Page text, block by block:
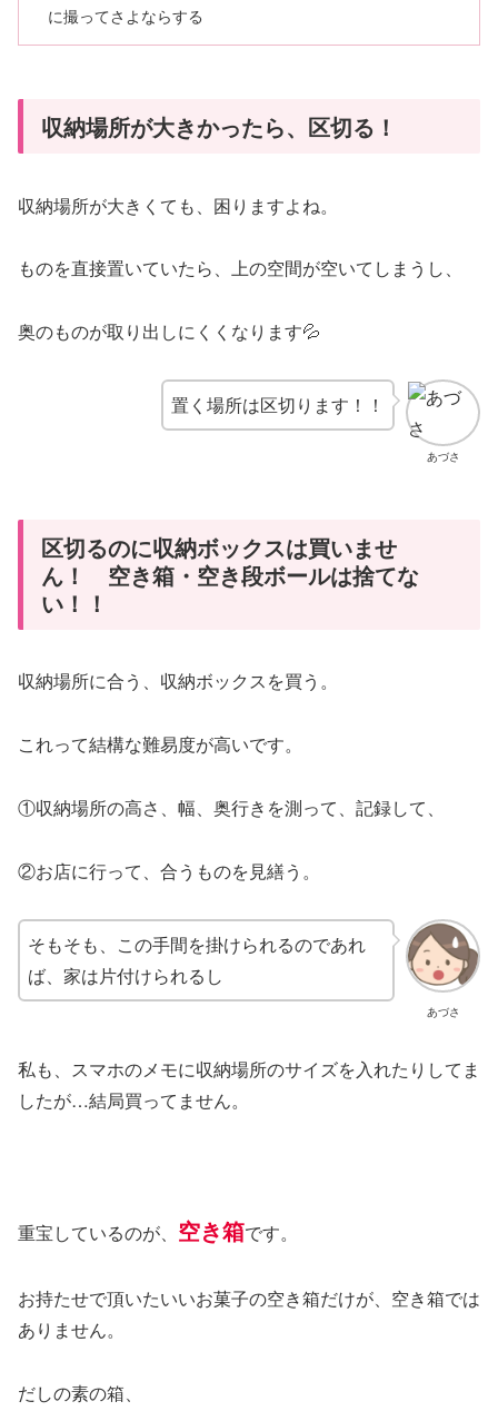
に撮ってさよならする
収納場所が大きかったら、区切る！
収納場所が大きくても、困りますよね。
ものを直接置いていたら、上の空間が空いてしまうし、
奥のものが取り出しにくくなります💦
あづさ
置く場所は区切ります！！
区切るのに収納ボックスは買いませ
ん！ 空き箱・空き段ボールは捨てな
い！！
収納場所に合う、収納ボックスを買う。
これって結構な難易度が高いです。
①収納場所の高さ、幅、奥行きを測って、記録して、
②お店に行って、合うものを見繕う。
あづさ
そもそも、この手間を掛けられるのであれ
ば、家は片付けられるし
私も、スマホのメモに収納場所のサイズを入れたりしてま
したが…結局買ってません。
重宝しているのが、 空き箱です。
お持たせで頂いたいいお菓子の空き箱だけが、空き箱では
ありません。
だしの素の箱、